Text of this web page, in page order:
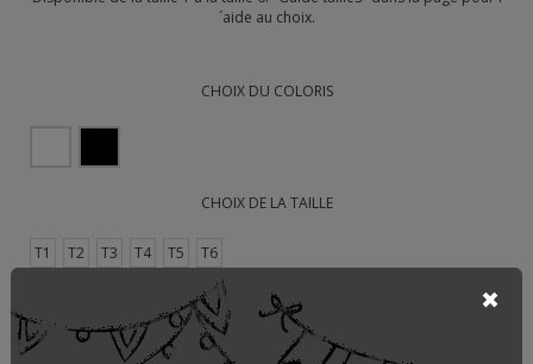
´aide au choix.
CHOIX DU COLORIS
CHOIX DE LA TAILLE
T1 T2 T3 T4 T5 T6
QUANTITÉ